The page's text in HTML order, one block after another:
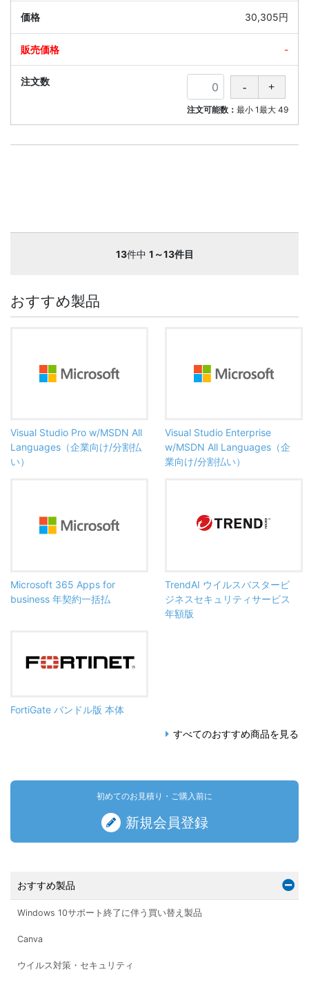
30,305円
-
注文可能数： 最小 1最大 49
13件中 1～13件目
おすすめ製品
Visual Studio Pro w/MSDN All
Languages（企業向け/分割払
い）
Visual Studio Enterprise
w/MSDN All Languages（企
業向け/分割払い）
Microsoft 365 Apps for
business 年契約一括払
TrendAI ウイルスバスタービ
ジネスセキュリティサービス
年額版
FortiGate バンドル版 本体
すべてのおすすめ商品を見る
初めてのお見積り・ご購入前に
新規会員登録
おすすめ製品
Windows 10サポート終了に伴う買い替え製品
Canva
ウイルス対策・セキュリティ